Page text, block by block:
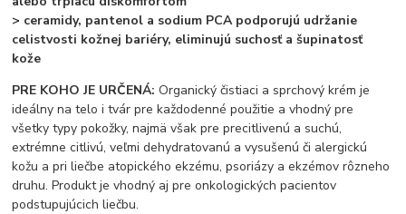
> ceramidy, pantenol a sodium PCA podporujú udržanie
celistvosti kožnej bariéry, eliminujú suchosť a šupinatosť
kože
PRE KOHO JE URČENÁ:Organický čistiaci a sprchový krém je
ideálny na telo i tvár pre každodenné použitie a vhodný pre
všetky typy pokožky, najmä však pre precitlivenú a suchú,
extrémne citlivú, veľmi dehydratovanú a vysušenú či alergickú
kožu a pri liečbe atopického ekzému, psoriázy a ekzémov rôzneho
druhu. Produkt je vhodný aj pre onkologických pacientov
podstupujúcich liečbu.